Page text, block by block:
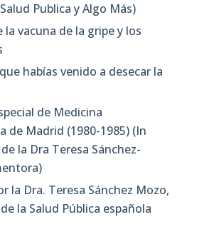
Publica y Algo Más)
la vacuna de la gripe y los
habías venido a desecar la
de Medicina
de Madrid (1980-1985) (In
la Dra Teresa Sánchez-
la Dra. Teresa Sánchez Mozo,
la Salud Pública española